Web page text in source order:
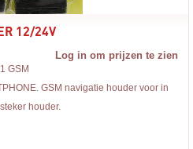
12/24V
Log in om prijzen te zien
GSM
GSM navigatie houder voor in
houder.